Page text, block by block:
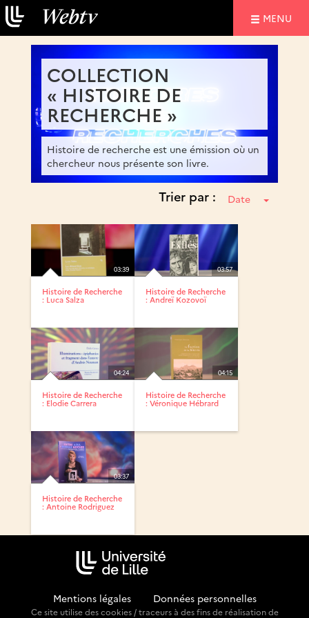
MENU
COLLECTION
« HISTOIRE DE
RECHERCHE »
Histoire de recherche est une émission où un
chercheur nous présente son livre.
Trier par : Date
03:39
Histoire de Recherche
: Luca Salza
03:57
Histoire de Recherche
: Andreï Kozovoï
04:24
Histoire de Recherche
: Elodie Carrera
04:15
Histoire de Recherche
: Véronique Hébrard
03:37
Histoire de Recherche
: Antoine Rodriguez
Mentions légales Données personnelles
Ce site utilise des cookies / traceurs à des fins de réalisation de